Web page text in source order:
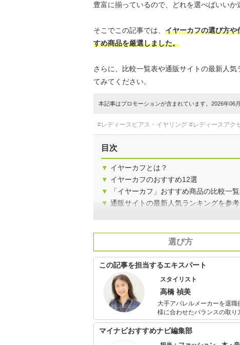
豊富に揃っているので、どれを選べばいいか
そこでこの記事では、 イヤーカフの選び方や
すめ商品を厳選しました。
さらに、比較一覧表や通販サイトの最新人
てみてください。
本記事はプロモーションが含まれています。2026年06
#レディースピアス・イヤリング #レディースアク
目次
▼ イヤーカフとは？
▼ イヤーカフのおすすめ12選
▼
「イヤーカフ」おすすめ商品の比較一
▼ 通販サイトの最新人気ランキングを参
選び方
この記事を担当するエキスパート
スタイリスト
高橋 禎美
大手アパレルメーカーを退
様に合わせたバランスの取
カラー診断も会社員時代から仕事の中
おり、個人FP相談や投資初
マイナビおすすめナビ編集部